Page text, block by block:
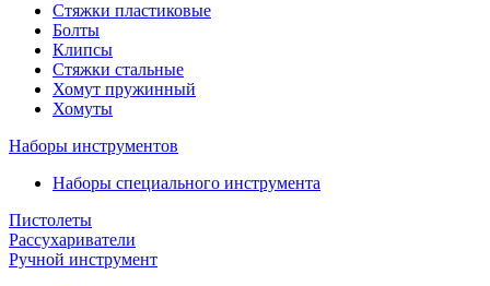
Стяжки пластиковые
Болты
Клипсы
Стяжки стальные
Хомут пружинный
Хомуты
Наборы инструментов
Наборы специального инструмента
Пистолеты
Рассухариватели
Ручной инструмент